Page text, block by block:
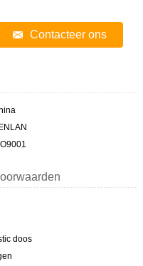
Contacteer ons
doos